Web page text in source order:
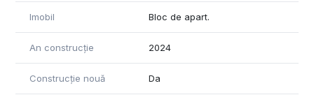
Imobil Bloc de apart.
An construcție 2024
Construcție nouă Da